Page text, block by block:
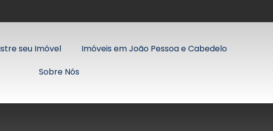
seu Imóvel
Imóveis em João Pessoa e Cabedelo
Sobre Nós